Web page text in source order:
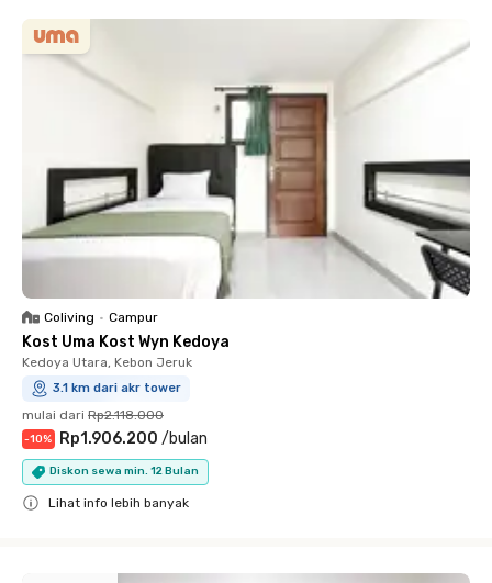
Coliving • Campur
Kost Uma Kost Wyn Kedoya
Kedoya Utara, Kebon Jeruk
3.1 km dari akr tower
mulai dari Rp2.118.000
-10% Rp1.906.200 /bulan
Diskon sewa min. 12 Bulan
Lihat info lebih banyak